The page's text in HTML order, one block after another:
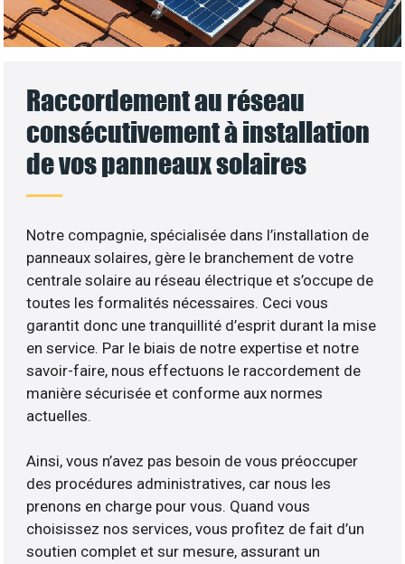
Raccordement au réseau
consécutivement à installation
de vos panneaux solaires
Notre compagnie, spécialisée dans l’installation de
panneaux solaires, gère le branchement de votre
centrale solaire au réseau électrique et s’occupe de
toutes les formalités nécessaires. Ceci vous
garantit donc une tranquillité d’esprit durant la mise
en service. Par le biais de notre expertise et notre
savoir-faire, nous effectuons le raccordement de
manière sécurisée et conforme aux normes
actuelles.
Ainsi, vous n’avez pas besoin de vous préoccuper
des procédures administratives, car nous les
prenons en charge pour vous. Quand vous
choisissez nos services, vous profitez de fait d’un
soutien complet et sur mesure, assurant un